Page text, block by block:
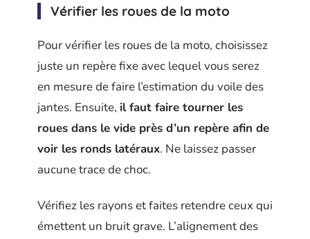
Vérifier les roues de la moto
Pour vérifier les roues de la moto, choisissez
juste un repère fixe avec lequel vous serez
en mesure de faire l’estimation du voile des
jantes. Ensuite, il faut faire tourner les
roues dans le vide près d’un repère afin de
voir les ronds latéraux. Ne laissez passer
aucune trace de choc.
Vérifiez les rayons et faites retendre ceux qui
émettent un bruit grave. L’alignement des